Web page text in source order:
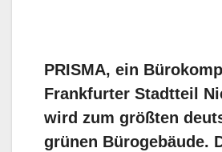
PRISMA, ein
Frankfurter Stadtteil
wird zum größten
grünen Bürogebäude.